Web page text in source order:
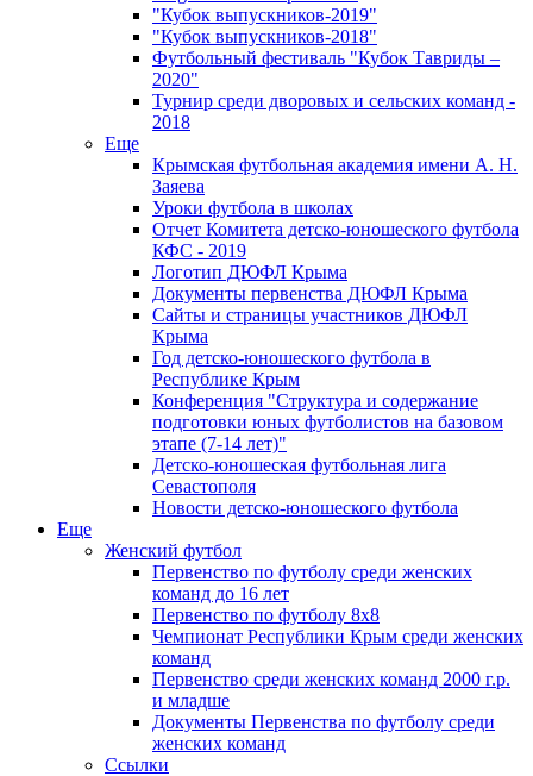
"Кубок выпускников-2019"
"Кубок выпускников-2018"
Футбольный фестиваль "Кубок Тавриды –
2020"
Турнир среди дворовых и сельских команд -
2018
Еще
Крымская футбольная академия имени А. Н.
Заяева
Уроки футбола в школах
Отчет Комитета детско-юношеского футбола
КФС - 2019
Логотип ДЮФЛ Крыма
Документы первенства ДЮФЛ Крыма
Сайты и страницы участников ДЮФЛ
Крыма
Год детско-юношеского футбола в
Республике Крым
Конференция "Структура и содержание
подготовки юных футболистов на базовом
этапе (7-14 лет)"
Детско-юношеская футбольная лига
Севастополя
Новости детско-юношеского футбола
Еще
Женский футбол
Первенство по футболу среди женских
команд до 16 лет
Первенство по футболу 8х8
Чемпионат Республики Крым среди женских
команд
Первенство среди женских команд 2000 г.р.
и младше
Документы Первенства по футболу среди
женских команд
Ссылки